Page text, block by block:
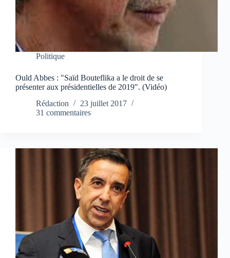
Politique
Ould Abbes : "Saïd Bouteflika a le droit de se
présenter aux présidentielles de 2019". (Vidéo)
Rédaction
23 juillet 2017
31 commentaires